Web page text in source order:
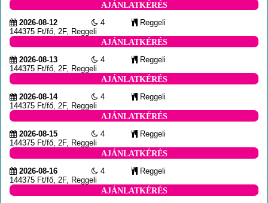
AJÁNLATKÉRÉS
2026-08-12
4
Reggeli
144375 Ft/fő, 2F, Reggeli
AJÁNLATKÉRÉS
2026-08-13
4
Reggeli
144375 Ft/fő, 2F, Reggeli
AJÁNLATKÉRÉS
2026-08-14
4
Reggeli
144375 Ft/fő, 2F, Reggeli
AJÁNLATKÉRÉS
2026-08-15
4
Reggeli
144375 Ft/fő, 2F, Reggeli
AJÁNLATKÉRÉS
2026-08-16
4
Reggeli
144375 Ft/fő, 2F, Reggeli
AJÁNLATKÉRÉS